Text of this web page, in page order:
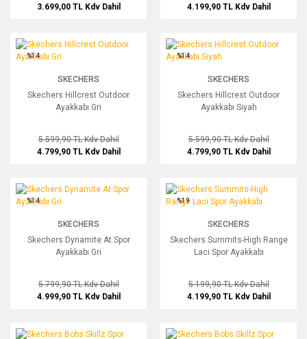
3.699,00 TL Kdv Dahil
4.199,90 TL Kdv Dahil
Skechers Hillcrest Outdoor Ayakkabı Gri
%14
SKECHERS
Skechers Hillcrest Outdoor
Ayakkabı Gri
5.599,90 TLKdv Dahil
4.799,90 TL Kdv Dahil
Skechers Hillcrest Outdoor Ayakkabı
%14
SKECHERS
Skechers Hillcrest Outdoor
Ayakkabı Siyah
5.599,90 TLKdv Dahil
4.799,90 TL Kdv Dahil
Skechers Dynamite At Spor Ayakkabı Gri
%14
SKECHERS
Skechers Dynamite At Spor
Ayakkabı Gri
5.799,90 TLKdv Dahil
4.999,90 TL Kdv Dahil
Skechers Summits-High Range Laci
%19
SKECHERS
Skechers Summits-High Range
Laci Spor Ayakkabı
5.199,90 TLKdv Dahil
4.199,90 TL Kdv Dahil
Skechers Bobs Skillz Spor Ayakkabı Bej Skechers Bobs Skillz Spor Ayakkabı